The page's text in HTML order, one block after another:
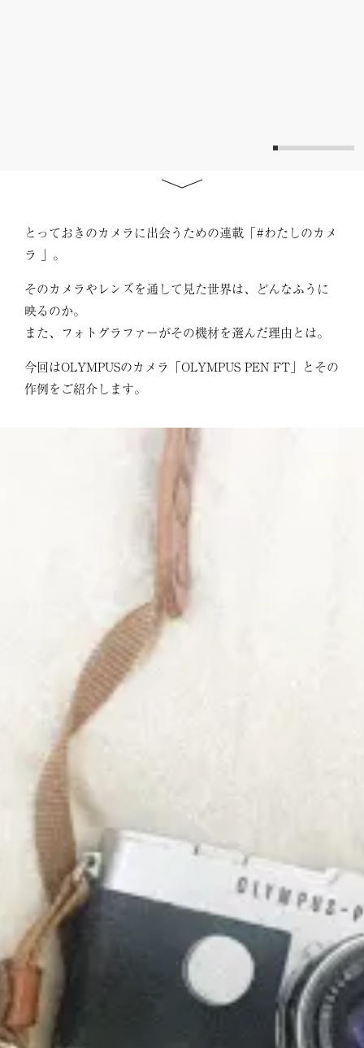
とっておきのカメラに出会うための連載「#わたしのカメ
ラ 」。
そのカメラやレンズを通して見た世界は、どんなふうに
映るのか。
また、フォトグラファーがその機材を選んだ理由とは。
今回はOLYMPUSのカメラ「OLYMPUS PEN FT」とその
作例をご紹介します。